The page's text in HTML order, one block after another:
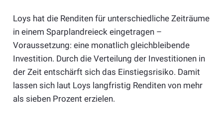
Loys hat die Renditen für unterschiedliche Zeiträume
in einem Sparplandreieck eingetragen –
Voraussetzung: eine monatlich gleichbleibende
Investition. Durch die Verteilung der Investitionen in
der Zeit entschärft sich das Einstiegsrisiko. Damit
lassen sich laut Loys langfristig Renditen von mehr
als sieben Prozent erzielen.